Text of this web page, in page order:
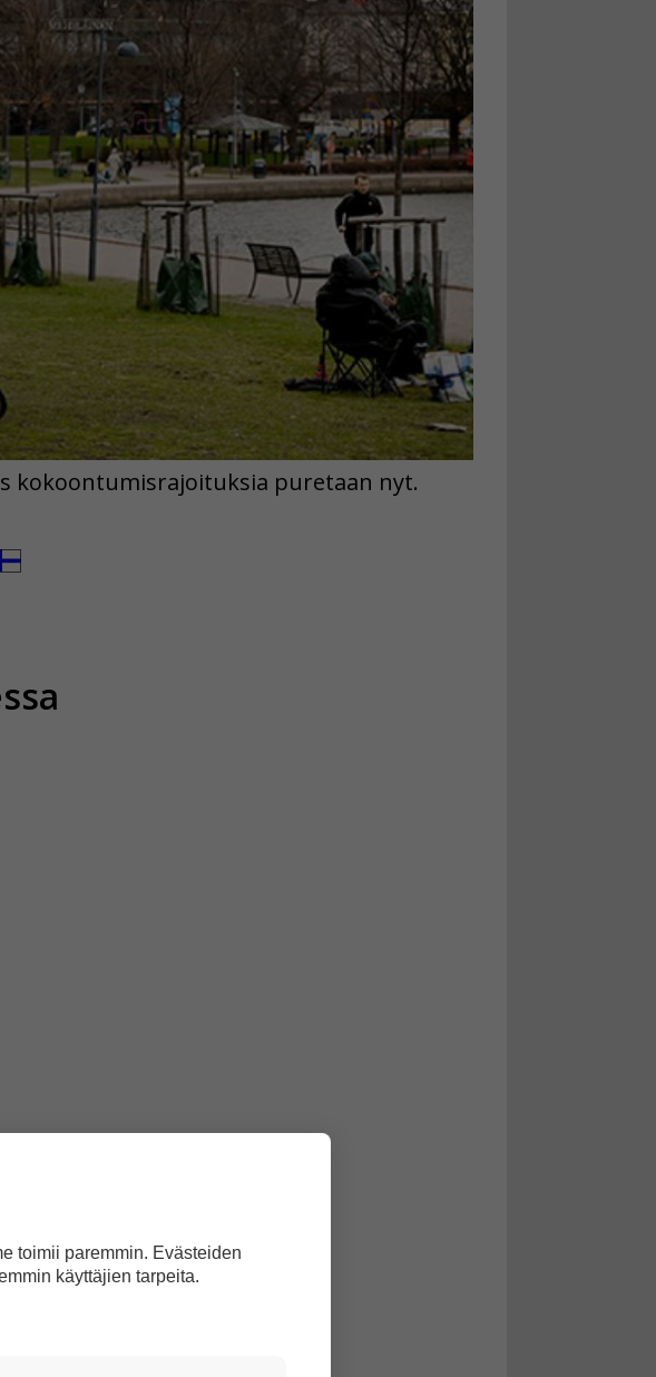
kokoontumisrajoituksia puretaan nyt.
avautuivat toukokuussa.
toimii paremmin. Evästeiden
käyttäjien tarpeita.